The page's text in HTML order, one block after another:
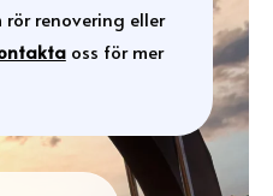
renovering eller
oss för mer